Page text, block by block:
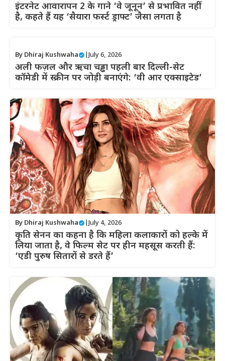
इंटरनेट आवारापन 2 के गाने ‘वे जूनून’ से प्रभावित नहीं
है, कहते हैं यह ‘सैयारा फर्स्ट ड्राफ्ट’ जैसा लगता है
By Dhiraj Kushwaha July 6, 2026
अली फज़ल और ऋचा चड्ढा पहली बार दिल्ली-सेट
कॉमेडी में स्क्रीन पर जोड़ी बनाएंगे: ‘वी आर एक्साइटेड’
By Dhiraj Kushwaha July 4, 2026
कृति सेनन का कहना है कि महिला कलाकारों को हल्के में
लिया जाता है, वे फिल्म सेट पर हीन महसूस करती हैं:
‘एडी पुरुष सितारों से डरते हैं’